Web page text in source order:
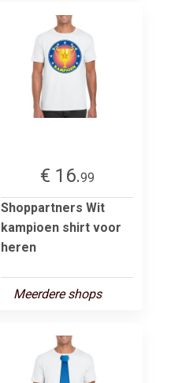
€ 16.99
Shoppartners Wit
kampioen shirt voor
heren
Meerdere shops